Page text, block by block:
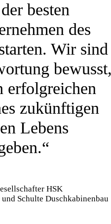
besten
des
Wir sind
erfolgreichen
zukünftigen
Lebens
HSK
Schulte Duschkabinenbau